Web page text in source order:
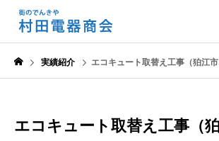
実績紹介 エコキュート取替え工事（狛江市
エコキュート取替え工事（狛